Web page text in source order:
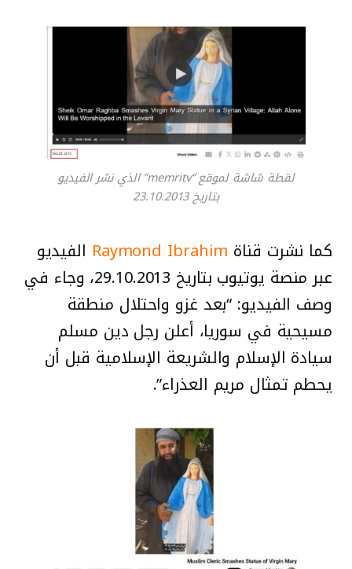
لقطة شاشة لموقع “memritv” الذي نشر الفيديو
بتاريخ 23.10.2013
كما نشرت قناة
الفيديو
عبر منصة يوتيوب بتاريخ 29.10.2013، وجاء في
وصف الفيديو: “بعد غزو واحتلال منطقة
مسيحية في سوريا، أعلن رجل دين مسلم
سيادة الإسلام والشريعة الإسلامية قبل أن
يحطم تمثال مريم العذراء”.